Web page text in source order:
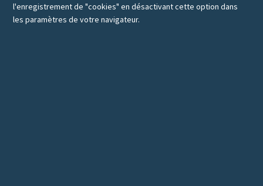
l'enregistrement de "cookies" en désactivant cette option dans
les paramètres de votre navigateur.